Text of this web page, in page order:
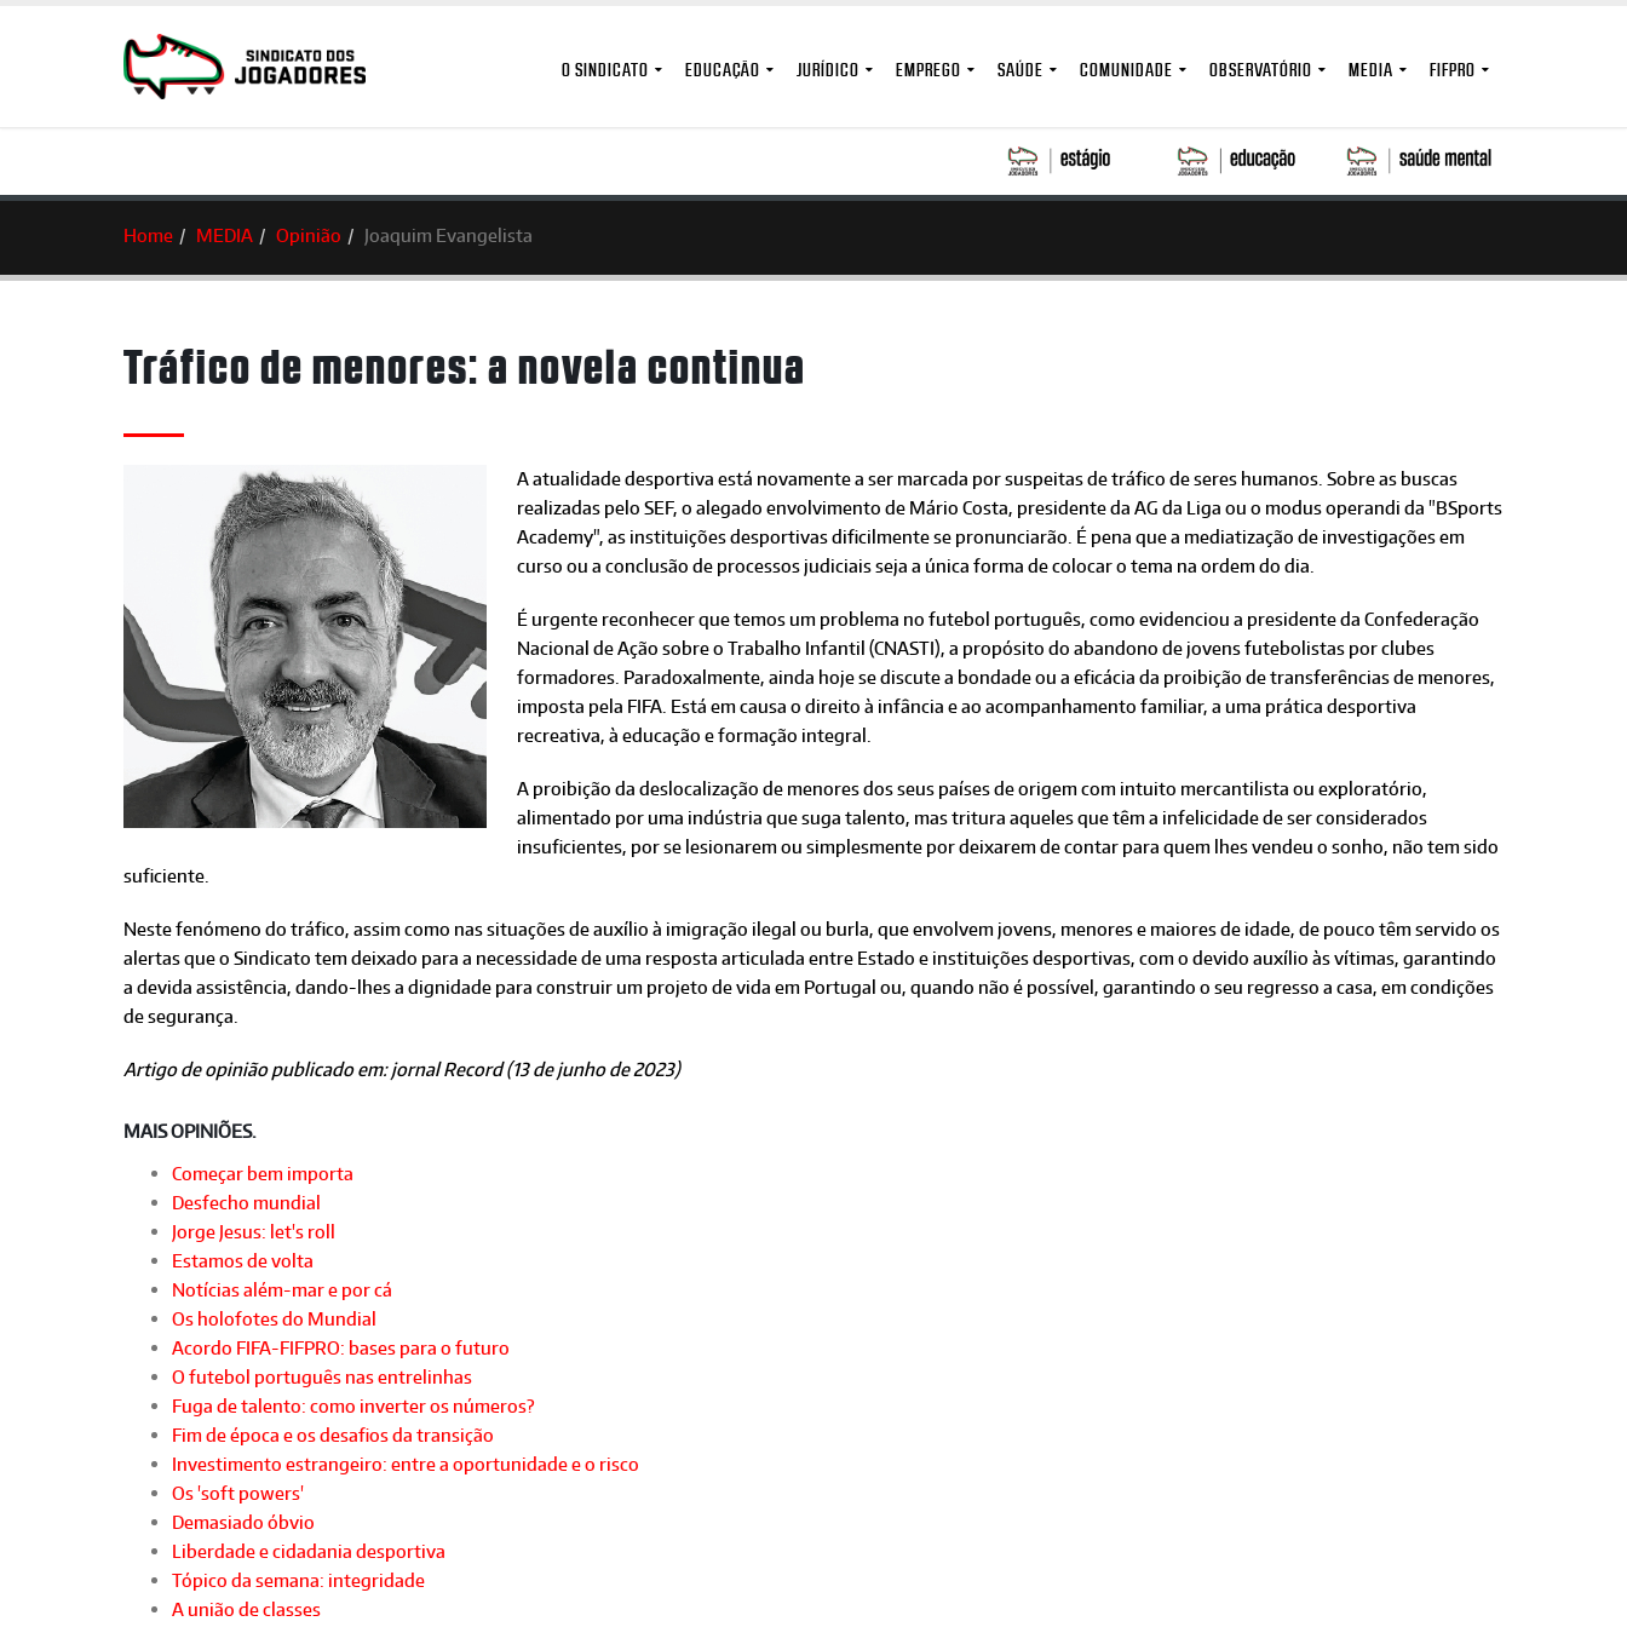
O SINDICATO EDUCAÇÃO JURÍDICO EMPREGO SAÚDE COMUNIDADE OBSERVATÓRIO MEDIA FIFPRO
Home MEDIA Opinião Joaquim Evangelista
Tráfico de menores: a novela continua
A atualidade desportiva está novamente a ser marcada por suspeitas de tráfico de seres humanos. Sobre as buscas
realizadas pelo SEF, o alegado envolvimento de Mário Costa, presidente da AG da Liga ou o modus operandi da "BSports
Academy", as instituições desportivas dificilmente se pronunciarão. É pena que a mediatização de investigações em
curso ou a conclusão de processos judiciais seja a única forma de colocar o tema na ordem do dia.
É urgente reconhecer que temos um problema no futebol português, como evidenciou a presidente da Confederação
Nacional de Ação sobre o Trabalho Infantil (CNASTI), a propósito do abandono de jovens futebolistas por clubes
formadores. Paradoxalmente, ainda hoje se discute a bondade ou a eficácia da proibição de transferências de menores,
imposta pela FIFA. Está em causa o direito à infância e ao acompanhamento familiar, a uma prática desportiva
recreativa, à educação e formação integral.
A proibição da deslocalização de menores dos seus países de origem com intuito mercantilista ou exploratório,
alimentado por uma indústria que suga talento, mas tritura aqueles que têm a infelicidade de ser considerados
insuficientes, por se lesionarem ou simplesmente por deixarem de contar para quem lhes vendeu o sonho, não tem sido
suficiente.
Neste fenómeno do tráfico, assim como nas situações de auxílio à imigração ilegal ou burla, que envolvem jovens, menores e maiores de idade, de pouco têm servido os
alertas que o Sindicato tem deixado para a necessidade de uma resposta articulada entre Estado e instituições desportivas, com o devido auxílio às vítimas, garantindo
a devida assistência, dando-lhes a dignidade para construir um projeto de vida em Portugal ou, quando não é possível, garantindo o seu regresso a casa, em condições
de segurança.
Artigo de opinião publicado em: jornal Record (13 de junho de 2023)
MAIS OPINIÕES.
Começar bem importa
Desfecho mundial
Jorge Jesus: let's roll
Estamos de volta
Notícias além-mar e por cá
Os holofotes do Mundial
Acordo FIFA-FIFPRO: bases para o futuro
O futebol português nas entrelinhas
Fuga de talento: como inverter os números?
Fim de época e os desafios da transição
Investimento estrangeiro: entre a oportunidade e o risco
Os 'soft powers'
Demasiado óbvio
Liberdade e cidadania desportiva
Tópico da semana: integridade
A união de classes